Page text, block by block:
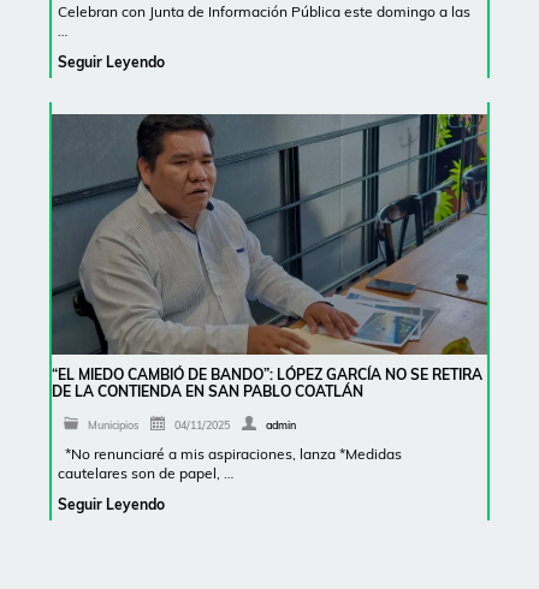
Celebran con Junta de Información Pública este domingo a las
Seguir Leyendo
“EL MIEDO CAMBIÓ DE BANDO”: LÓPEZ GARCÍA NO SE RETIRA
DE LA CONTIENDA EN SAN PABLO COATLÁN
Municipios 04/11/2025 admin
*No renunciaré a mis aspiraciones, lanza *Medidas
cautelares son de papel, …
Seguir Leyendo